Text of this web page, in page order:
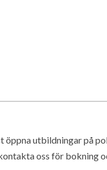
utbildningar på
oss för